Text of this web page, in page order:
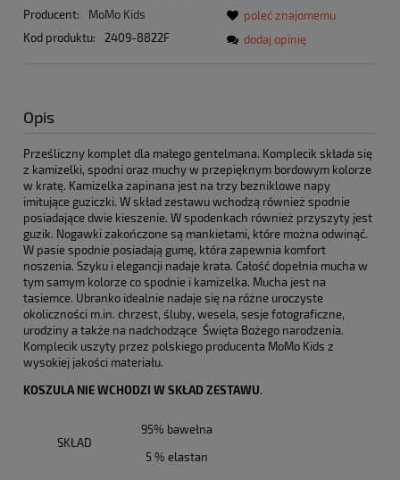
Producent:
MoMo Kids
Kod produktu:
2409-8822F
poleć znajomemu
dodaj opinię
Opis
Prześliczny komplet dla małego gentelmana. Komplecik składa się
z kamizelki, spodni oraz muchy w przepięknym bordowym kolorze
w kratę. Kamizelka zapinana jest na trzy bezniklowe napy
imitujące guziczki. W skład zestawu wchodzą również spodnie
posiadające dwie kieszenie. W spodenkach również przyszyty jest
guzik. Nogawki zakończone są mankietami, które można odwinąć.
W pasie spodnie posiadają gumę, która zapewnia komfort
noszenia. Szyku i elegancji nadaje krata. Całość dopełnia mucha w
tym samym kolorze co spodnie i kamizelka. Mucha jest na
tasiemce. Ubranko idealnie nadaje się na różne uroczyste
okoliczności m.in. chrzest, śluby, wesela, sesje fotograficzne,
urodziny a także na nadchodzące Święta Bożego narodzenia.
Komplecik uszyty przez polskiego producenta MoMo Kids z
wysokiej jakości materiału.
KOSZULA NIE WCHODZI W SKŁAD ZESTAWU.
SKŁAD
95% bawełna
5 % elastan